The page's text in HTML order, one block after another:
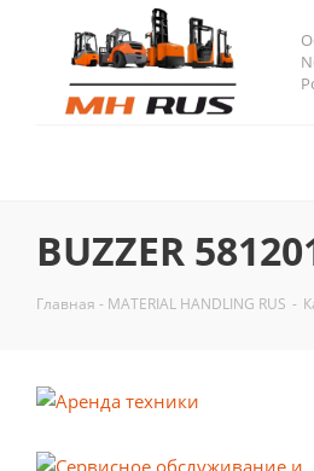
BUZZER
Главная - MATERIAL HANDLING RUS -